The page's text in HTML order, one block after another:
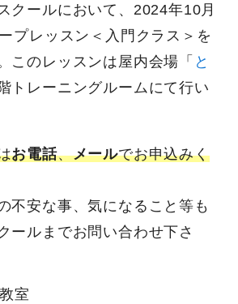
クールにおいて、2024年10月
プレッスン＜入門クラス＞を
このレッスンは屋内会場「 と
トレーニングルームにて行い
お電話、メールでお申込みく
不安な事、気になること等も
ールまでお問い合わせ下さ
室